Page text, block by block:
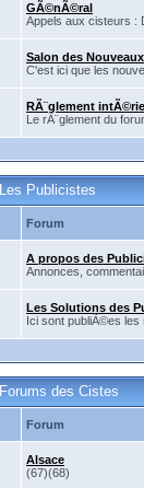
GÃ©nÃ©ral
Appels aux cisteurs :
Salon des Nouveaux
C'est ici que les
RÃ¨glement
Le rÃ¨glement du
Les Publicistes
Forum
A propos des
Annonces,
Les Solutions des
Ici sont publiÃ©es les
Forums des Cistes
Forum
Alsace
(67)(68)